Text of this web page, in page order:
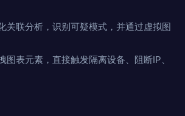
关联分析，识别可疑模式，并通过虚拟图
表元素，直接触发隔离设备、阻断IP、